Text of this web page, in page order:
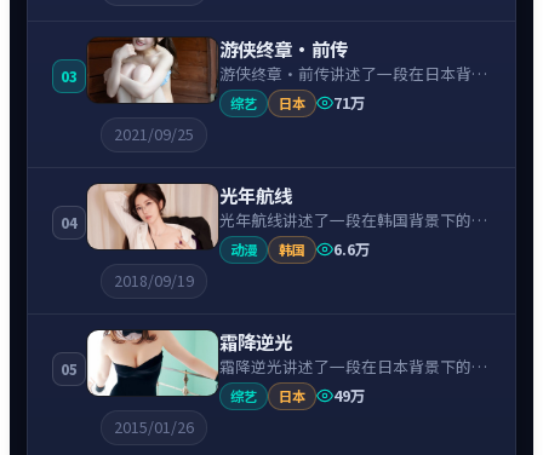
03
游侠终章·前传
游侠终章·前传讲述了一段在日本背景
下的科幻故事，围绕吉冈秀隆饰演的主
角逐层展开，人物动机与命运转折相互
综艺 日本
71万
2021/09/25
04
光年航线
光年航线讲述了一段在韩国背景下的爱
情故事，围绕李秉宪饰演的主角逐层展
开，人物动机与命运转折相互牵引，节
动漫 韩国
6.6万
2018/09/19
05
霜降逆光
霜降逆光讲述了一段在日本背景下的喜
剧故事，围绕菅田将晖饰演的主角逐层
展开，人物动机与命运转折相互牵引，
综艺 日本
49万
2015/01/26